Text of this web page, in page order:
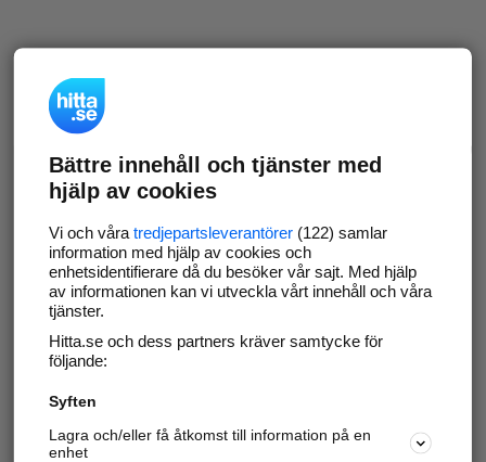
Bättre innehåll och tjänster med
hjälp av cookies
Vi och våra tredjepartsleverantörer(122) samlar
information med hjälp av cookies och
enhetsidentifierare då du besöker vår sajt. Med hjälp
av informationen kan vi utveckla vårt innehåll och våra
tjänster.
Hitta.se och dess partners kräver samtycke för
följande:
Syften
Lagra och/eller få åtkomst till information på en
enhet